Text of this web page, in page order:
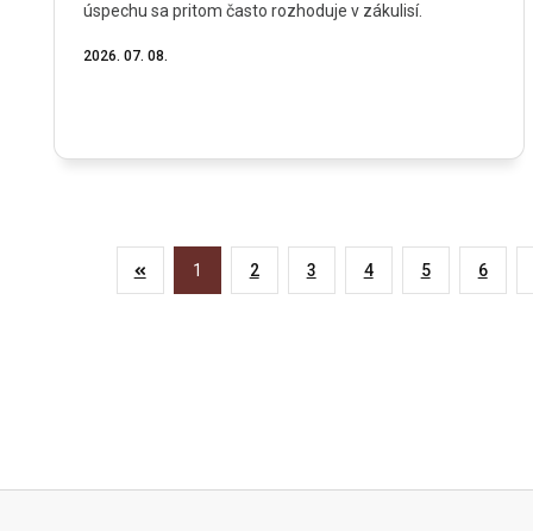
úspechu sa pritom často rozhoduje v zákulisí.
2026. 07. 08.
1 2 3 4 5 6